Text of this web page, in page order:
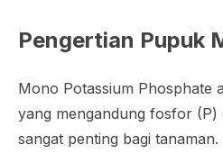
Pengertian Pupuk
Mono Potassium Phosphate
yang mengandung fosfor (P)
sangat penting bagi